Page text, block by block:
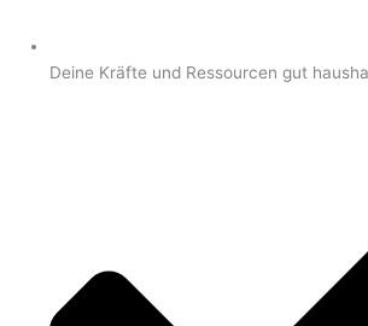
Deine Kräfte und Ressourcen gut